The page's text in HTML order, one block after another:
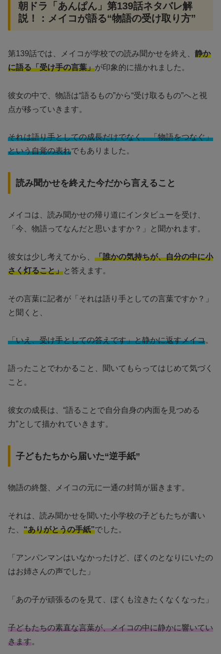
朝ドラ「あんぱん」第139話ネタバレ解
説！：メイコが語る“物語の受け取り方”
第139話では、メイコが学校での読み聞かせを終え、 静か
に語る「受け手の言葉」が印象的に描かれました。
彼女の中で、物語は“語るもの”から“受け取るもの”へと視
点が移っていきます。
それは語り手としての成長だけでなく、「物語をつなぐ」
という自覚の表れでもありました。
読み聞かせを終えた今だから言えること
メイコは、読み聞かせの帰り道にインタビューを受け、
「今、物語ってなんだと思いますか？」と聞かれます。
彼女は少し考えてから、 「誰かの気持ちが、自分の中に小
さく灯ること」と答えます。
その言葉に記者が「それは語り手としての言葉ですか？」
と聞くと、
「いえ、受け手としての答えです」と静かに返すメイコ。
語ったことでわかること、聞いてもらってはじめて気づく
こと。
彼女の成長は、“語ることで自分自身の内面を見つめる
力”として描かれていきます。
子どもたちから届いた“逆手紙”
物語の終盤、メイコの元に一通の封筒が届きます。
それは、読み聞かせを聞いた小学校の子どもたちが書い
た、 “ありがとうの手紙”でした。
「アンパンマンはいなかったけど、ぼくのとなりにいたの
はお姉さんの声でした」
「あの子が頑張るのを見て、ぼくも泣きたくなくなった」
子どもたちの素直な言葉が、メイコの中に静かに響いてい
きます。